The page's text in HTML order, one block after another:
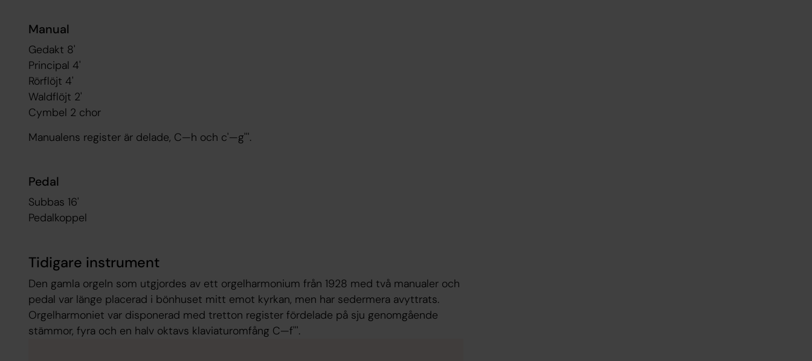
Manual
Gedakt 8'
Principal 4'
Rörflöjt 4'
Waldflöjt 2'
Cymbel 2 chor
Manualens register är delade, C—h och c'—g'''.
Pedal
Subbas 16'
Pedalkoppel
Tidigare instrument
Den gamla orgeln som utgjordes av ett orgelharmonium från 1928 med två manualer och
pedal var länge placerad i bönhuset mitt emot kyrkan, men har sedermera avyttrats.
Orgelharmoniet var disponerad med tretton register fördelade på sju genomgående
stämmor, fyra och en halv oktavs klaviaturomfång C—f'''.